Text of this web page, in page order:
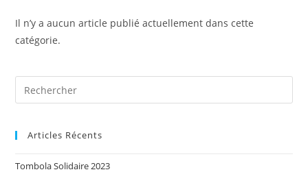
Il n’y a aucun article publié actuellement dans cette
catégorie.
Articles Récents
Tombola Solidaire 2023